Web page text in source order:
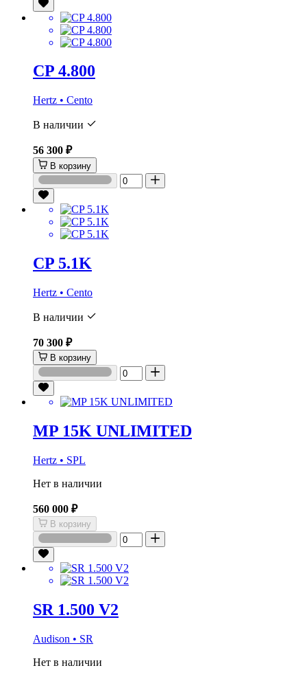
CP 4.800
Hertz • Cento
В наличии
56 300 ₽
В корзину
CP 5.1K
Hertz • Cento
В наличии
70 300 ₽
В корзину
MP 15K UNLIMITED
Hertz • SPL
Нет в наличии
560 000 ₽
В корзину
SR 1.500 V2
Audison • SR
Нет в наличии